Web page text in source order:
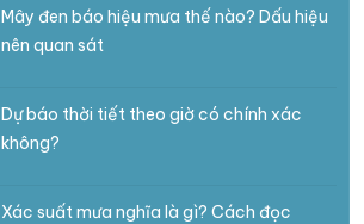
Mây đen báo hiệu mưa thế nào? Dấu hiệu
nên quan sát
Dự báo thời tiết theo giờ có chính xác
không?
Xác suất mưa nghĩa là gì? Cách đọc